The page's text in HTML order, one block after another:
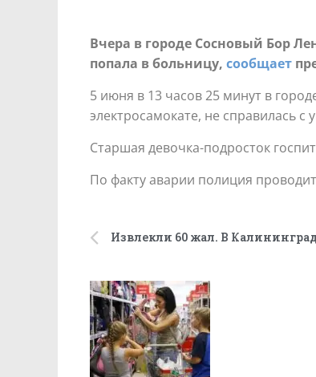
Вчера в городе Сосновый Бор
попала в больницу, сообщает
5 июня в 13 часов 25 минут в
электросамокате, не справилась
Старшая девочка-подросток
По факту аварии полиция